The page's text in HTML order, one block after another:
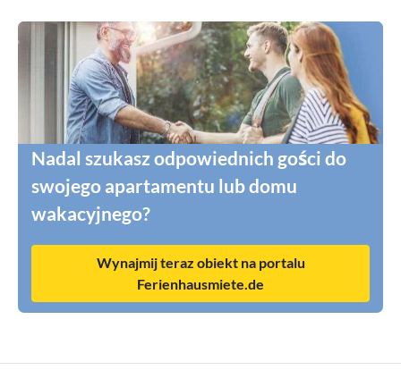
Nadal szukasz odpowiednich gości do
swojego apartamentu lub domu
wakacyjnego?
Wynajmij teraz obiekt na portalu
Ferienhausmiete.de